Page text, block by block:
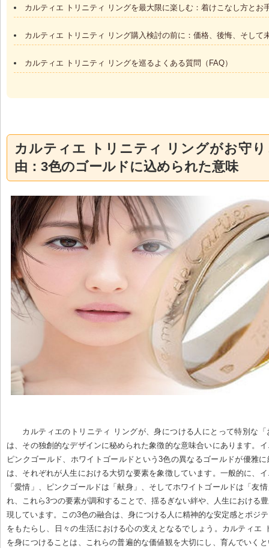
カルティエ トリニティ リングを最大限に楽しむ：着けこなし方とお
カルティエ トリニティ リング購入検討の前に：価格、後悔、そして
カルティエ トリニティ リングを巡るよくある質問（FAQ）
カルティエ トリニティ リングがお守
由：3色のゴールドに込められた意味
カルティエのトリニティ リングが、身につける人にとって特別な
は、その独創的なデザインに秘められた象徴的な意味合いにあります。
ピンクゴールド、ホワイトゴールドという3色の異なるゴールドが優雅
は、それぞれが人生における大切な要素を象徴しています。一般的に、
「愛情」、ピンクゴールドは「献身」、そしてホワイトゴールドは「友
れ、これら3つの要素が調和することで、揺るぎない絆や、人生における
現しています。この3色の融合は、身につける人に精神的な安定感とポジ
をもたらし、日々の生活における心の支えとなるでしょう。カルティエ
を身につけることは、これらの普遍的な価値観を大切にし、育んでいく